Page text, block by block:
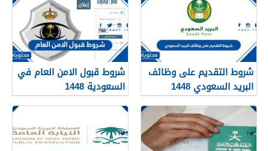
شروط التقديم على وظائف
البريد السعودي 1448
شروط قبول الامن العام في
السعودية 1448